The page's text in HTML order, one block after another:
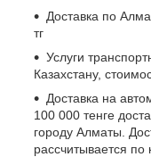
Доставка по
тг
Услуги
Казахстану,
Доставка на
100 000 тенге
городу Алматы.
рассчитывается по